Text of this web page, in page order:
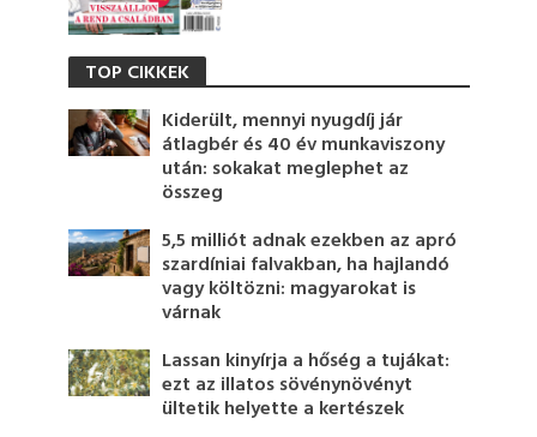
TOP CIKKEK
Kiderült, mennyi nyugdíj jár
átlagbér és 40 év munkaviszony
után: sokakat meglephet az
összeg
5,5 milliót adnak ezekben az apró
szardíniai falvakban, ha hajlandó
vagy költözni: magyarokat is
várnak
Lassan kinyírja a hőség a tujákat:
ezt az illatos sövénynövényt
ültetik helyette a kertészek